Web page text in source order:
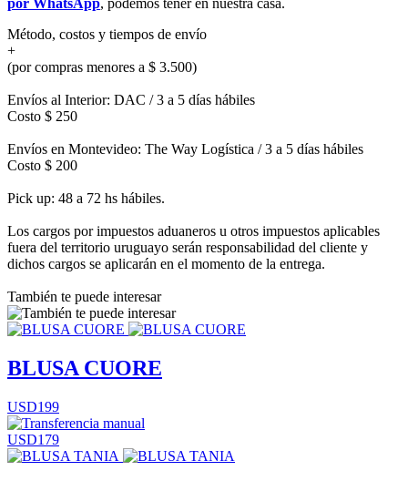
Método, costos y tiempos de envío
+
(por compras menores a $ 3.500)
Envíos al Interior: DAC / 3 a 5 días hábiles
Costo $ 250
Envíos en Montevideo: The Way Logística / 3 a 5 días hábiles
Costo $ 200
Pick up: 48 a 72 hs hábiles.
Los cargos por impuestos aduaneros u otros impuestos aplicables
fuera del territorio uruguayo serán responsabilidad del cliente y
dichos cargos se aplicarán en el momento de la entrega.
También te puede interesar
BLUSA CUORE
USD199
USD179